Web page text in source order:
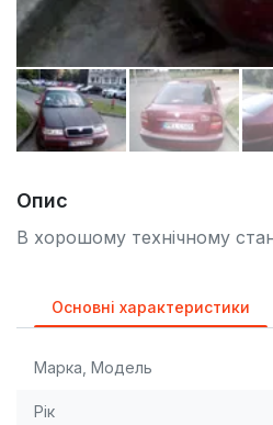
Опис
В хорошому технічному
Основні характеристики
Марка, Модель
Рік